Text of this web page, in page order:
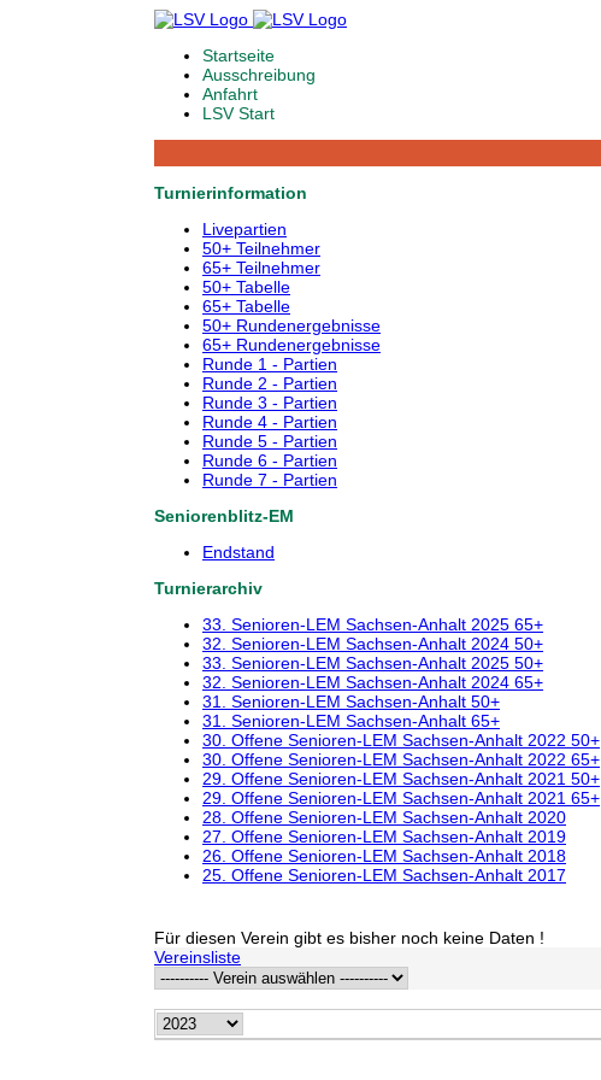
Startseite
Ausschreibung
Anfahrt
LSV Start
Turnierinformation
Livepartien
50+ Teilnehmer
65+ Teilnehmer
50+ Tabelle
65+ Tabelle
50+ Rundenergebnisse
65+ Rundenergebnisse
Runde 1 - Partien
Runde 2 - Partien
Runde 3 - Partien
Runde 4 - Partien
Runde 5 - Partien
Runde 6 - Partien
Runde 7 - Partien
Seniorenblitz-EM
Endstand
Turnierarchiv
33. Senioren-LEM Sachsen-Anhalt 2025 65+
32. Senioren-LEM Sachsen-Anhalt 2024 50+
33. Senioren-LEM Sachsen-Anhalt 2025 50+
32. Senioren-LEM Sachsen-Anhalt 2024 65+
31. Senioren-LEM Sachsen-Anhalt 50+
31. Senioren-LEM Sachsen-Anhalt 65+
30. Offene Senioren-LEM Sachsen-Anhalt 2022 50+
30. Offene Senioren-LEM Sachsen-Anhalt 2022 65+
29. Offene Senioren-LEM Sachsen-Anhalt 2021 50+
29. Offene Senioren-LEM Sachsen-Anhalt 2021 65+
28. Offene Senioren-LEM Sachsen-Anhalt 2020
27. Offene Senioren-LEM Sachsen-Anhalt 2019
26. Offene Senioren-LEM Sachsen-Anhalt 2018
25. Offene Senioren-LEM Sachsen-Anhalt 2017
Für diesen Verein gibt es bisher noch keine Daten !
Vereinsliste